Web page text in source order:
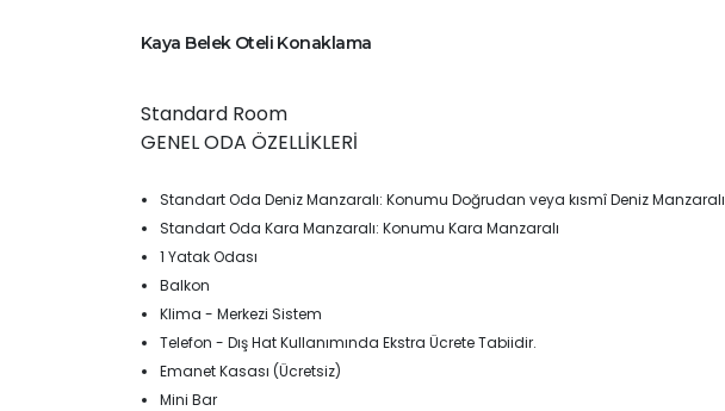
Kaya Belek Oteli Konaklama
Standard Room
GENEL ODA ÖZELLİKLERİ
Standart Oda Deniz Manzaralı: Konumu Doğrudan veya kısmî Deniz Manzaralı
Standart Oda Kara Manzaralı: Konumu Kara Manzaralı
1 Yatak Odası
Balkon
Klima - Merkezi Sistem
Telefon - Dış Hat Kullanımında Ekstra Ücrete Tabiidir.
Emanet Kasası (Ücretsiz)
Mini Bar